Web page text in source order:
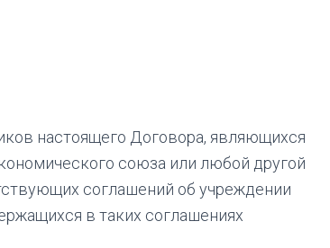
настоящего Договора, являющихся
союза или любой другой
соглашений об учреждении
в таких соглашениях